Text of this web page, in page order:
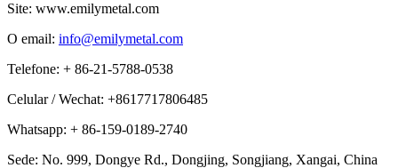
Site: www.emilymetal.com
O email: info@emilymetal.com
Telefone: + 86-21-5788-0538
Celular / Wechat: +8617717806485
Whatsapp: + 86-159-0189-2740
Sede: No. 999, Dongye Rd., Dongjing, Songjiang, Xangai, China